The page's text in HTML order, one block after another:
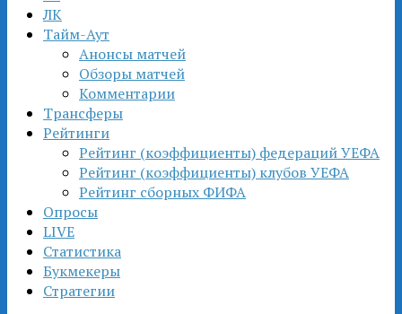
ЛК
Тайм-Аут
Анонсы матчей
Обзоры матчей
Комментарии
Трансферы
Рейтинги
Рейтинг (коэффициенты) федераций УЕФА
Рейтинг (коэффициенты) клубов УЕФА
Рейтинг сборных ФИФА
Опросы
LIVE
Статистика
Букмекеры
Стратегии